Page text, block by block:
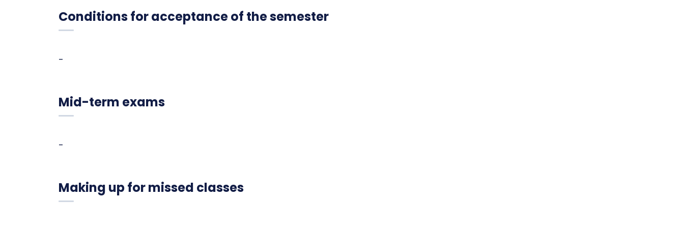
Conditions for acceptance of the semester
-
Mid-term exams
-
Making up for missed classes